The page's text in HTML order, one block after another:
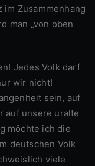
im Zusammenhang
man „von oben
wir nicht!
sein, auf
auf unsere uralte
möchte ich die
deutschen Volk
viele